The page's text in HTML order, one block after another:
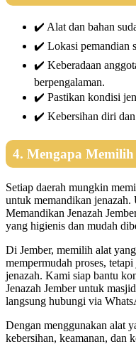
✔️ Alat dan bahan
✔️ Lokasi pemandian
✔️ Keberadaan
berpengalaman.
✔️ Pastikan kondisi
✔️ Kebersihan diri dan
4. Mengapa
Setiap daerah mungkin
untuk memandikan
Memandikan Jenazah
yang higienis dan mudah
Di Jember, memilih alat
mempermudah proses,
jenazah. Kami siap bantu
Jenazah Jember untuk
langsung hubungi via
Dengan menggunakan alat
kebersihan, keamanan, dan